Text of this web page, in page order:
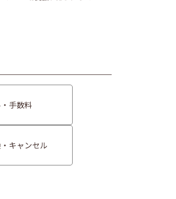
手数料
キャンセル